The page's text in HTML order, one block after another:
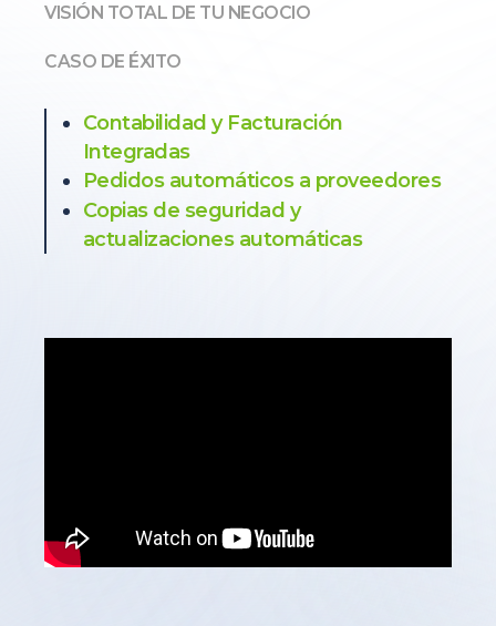
VISIÓN TOTAL DE TU NEGOCIO
CASO DE ÉXITO
Contabilidad y Facturación
Integradas
Pedidos automáticos a proveedores
Copias de seguridad y
actualizaciones automáticas